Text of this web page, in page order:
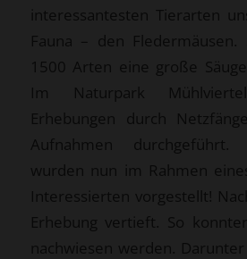
interessantesten Tierarten
Fauna – den Fledermäusen.
1500 Arten eine große
Im Naturpark
Erhebungen durch
Aufnahmen durchgeführt.
wurden nun im Rahmen
Interessierten vorgestellt!
Erhebung vertieft. So
nachwiesen werden.